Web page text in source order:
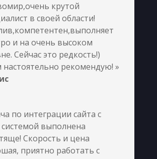
крутой
в своей области!
и на очень высоком
Сейчас это редкость!)
настоятельно рекомендую! »
по интеграции сайта с
системой выполнена
Скорость и цена
приятно работать с